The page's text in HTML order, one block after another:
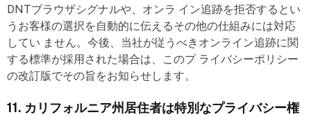
DNTブラウザシグナルや、オンラ イン追跡を拒否するとい
うお客様の選択を自動的に伝えるその他の仕組みには対応
してい ません。今後、当社が従うべきオンライン追跡に関
する標準が採用された場合は、このプ ライバシーポリシー
の改訂版でその旨をお知らせします。
11. カリフォルニア州居住者は特別なプライバシー権